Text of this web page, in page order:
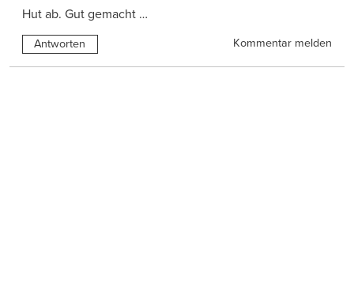
Hut ab. Gut gemacht …
Antworten Kommentar melden